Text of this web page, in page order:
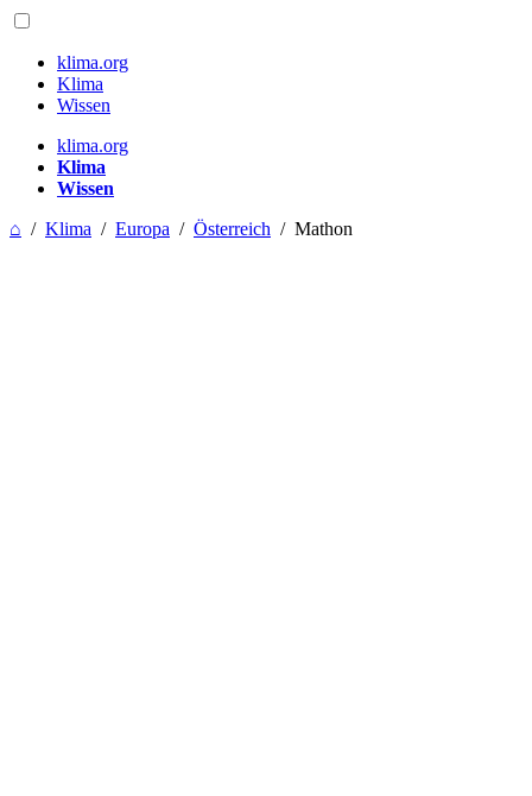
klima.org
Klima
Wissen
klima.org
Klima
Wissen
⌂ / Klima / Europa / Österreich / Mathon